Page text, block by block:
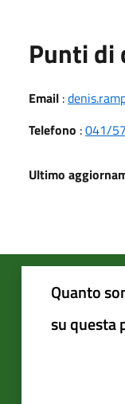
Punti di
Email :
Telefono :041/
Ultimo
Quanto
su questa